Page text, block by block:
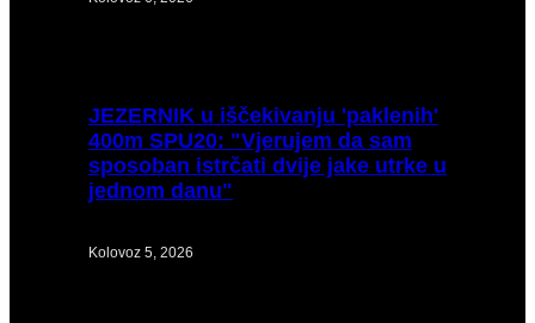
JEZERNIK u iščekivanju 'paklenih'
400m SPU20: "Vjerujem da sam
sposoban istrčati dvije jake utrke u
jednom danu"
Kolovoz 5, 2026